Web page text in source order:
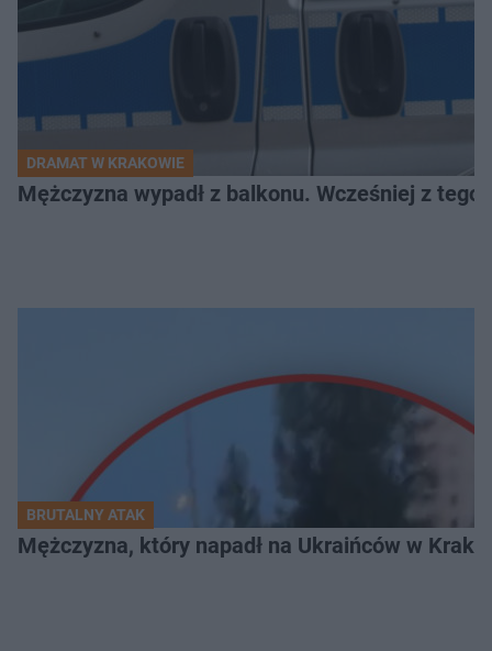
DRAMAT W KRAKOWIE
Mężczyzna wypadł z balkonu. Wcześniej z
BRUTALNY ATAK
Mężczyzna, który napadł na Ukraińców w